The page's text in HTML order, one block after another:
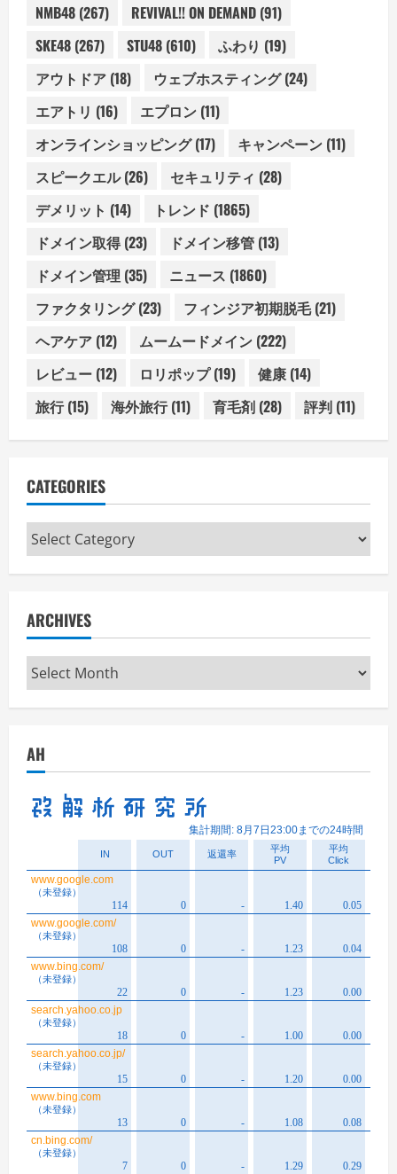
NMB48 (267) REVIVAL!! ON DEMAND (91)
SKE48 (267) STU48 (610) ふわり (19)
アウトドア (18) ウェブホスティング(24)
エアトリ (16) エプロン (11)
オンラインショッピング(17) キャンペーン (11)
スピークエル(26) セキュリティ (28)
デメリット (14) トレンド (1865)
ドメイン取得(23) ドメイン移管 (13)
ドメイン管理 (35) ニュース (1860)
ファクタリング(23) フィンジア初期脱毛(21)
ヘアケア (12) ムームードメイン (222)
レビュー (12) ロリポップ(19) 健康 (14)
旅行(15) 海外旅行(11) 育毛剤 (28) 評判 (11)
CATEGORIES
Categories
ARCHIVES
Archives
AH